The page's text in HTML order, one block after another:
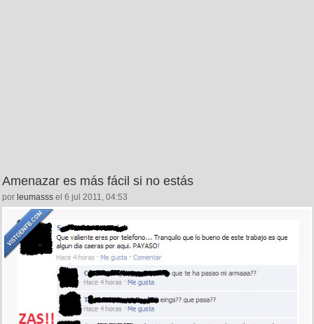
Amenazar es más fácil si no estás
por leumasss el 6 jul 2011, 04:53